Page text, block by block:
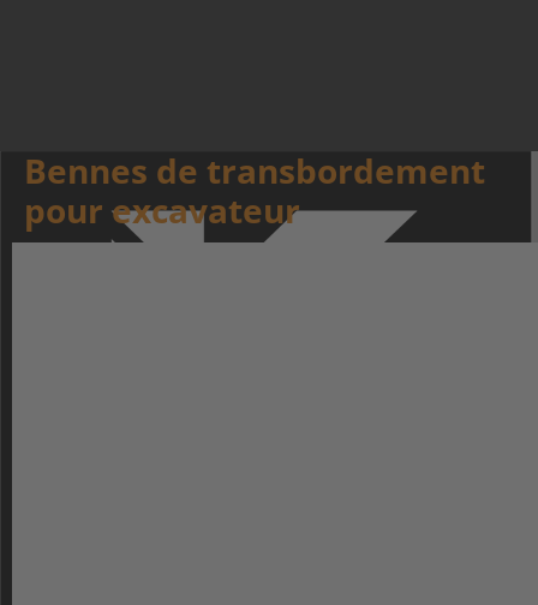
Bennes de transbordement
pour excavateur